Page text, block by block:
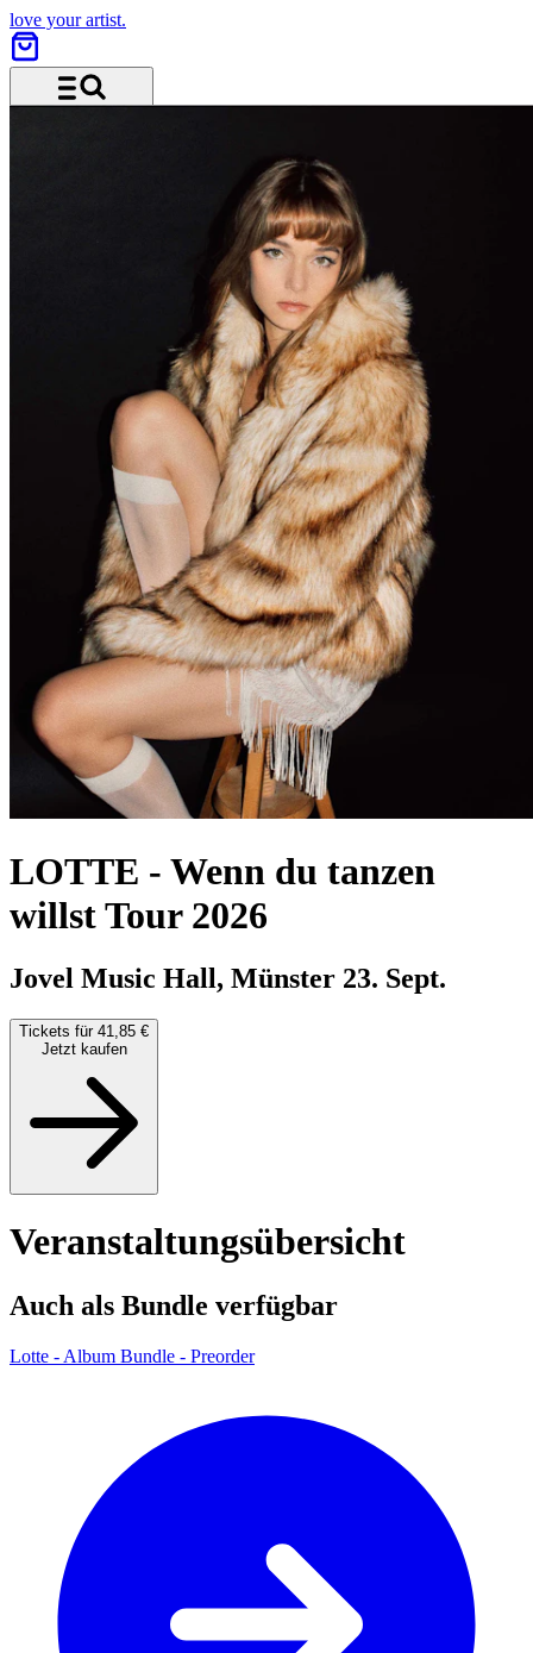
love your artist.
LOTTE - Wenn du tanzen
willst Tour 2026
Jovel Music Hall, Münster 23. Sept.
Tickets für 41,85 €
Jetzt kaufen
Veranstaltungsübersicht
Auch als Bundle verfügbar
Lotte - Album Bundle - Preorder